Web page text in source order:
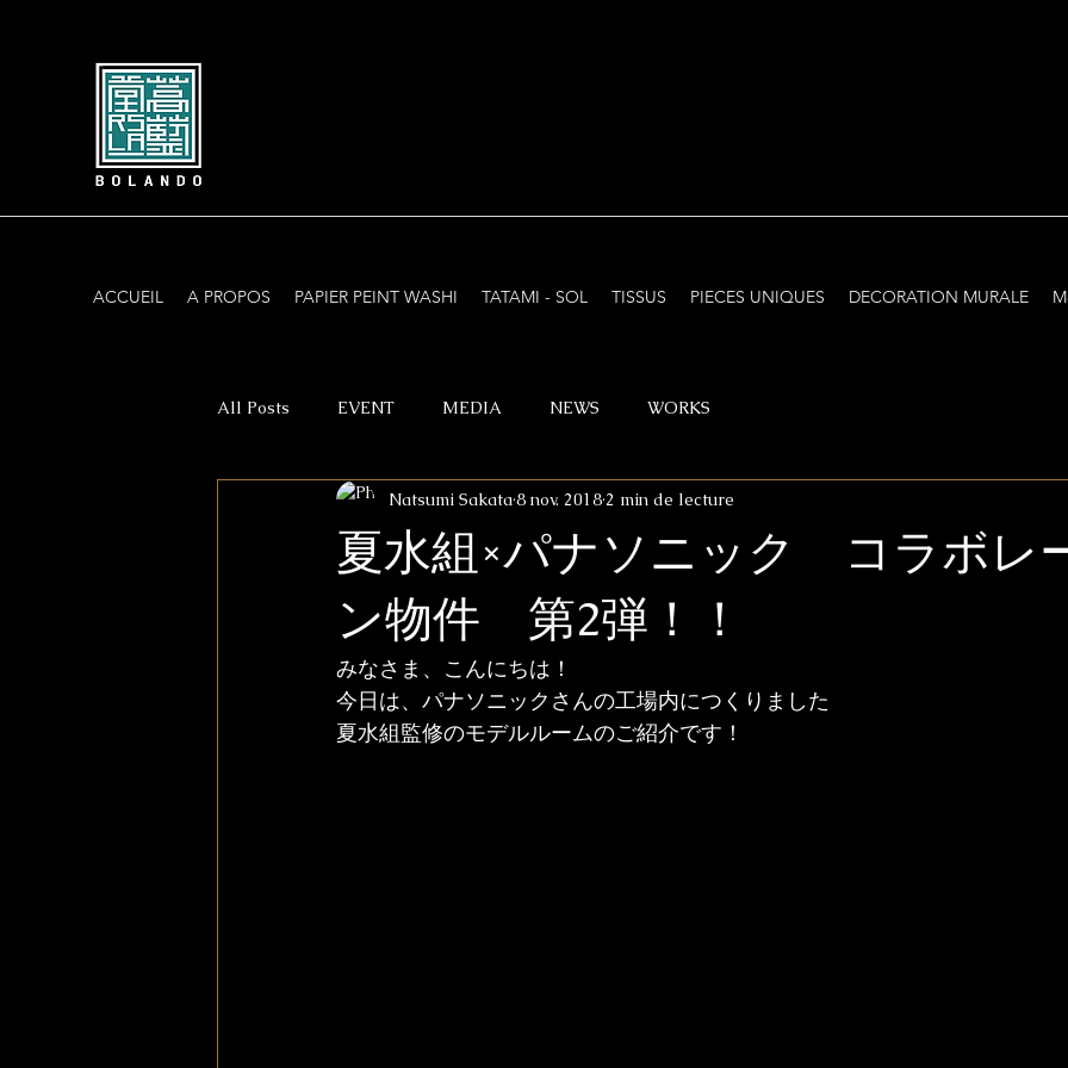
ACCUEIL A PROPOS PAPIER PEINT WASHI TATAMI - SOL TISSUS PIECES UNIQUES DECORATION MURALE
All Posts EVENT MEDIA NEWS WORKS
夏水組×パナソニック コラボレ
ン物件 第2弾！！
Natsumi Sakata8 nov. 2018 2 min de lecture
みなさま、こんにちは！
今日は、パナソニックさんの工場内につくりました
夏水組監修のモデルルームのご紹介です！